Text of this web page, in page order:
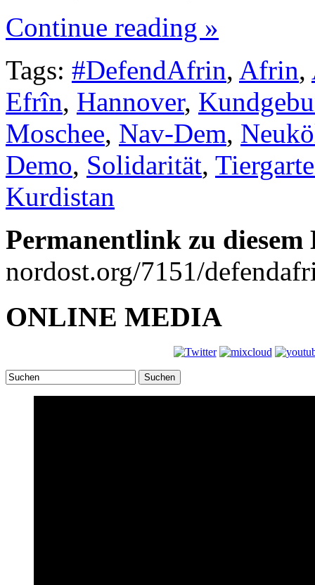
Continue reading »
Tags: #DefendAfrin, Afrin,
Efrîn, Hannover,
Moschee, Nav-Dem,
Demo, Solidarität,
Kurdistan
Permanentlink zu
nordost.org/7151/
ONLINE MEDIA
Suchen